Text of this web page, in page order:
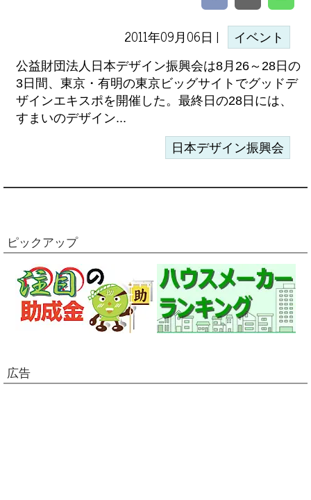
2011年09月06日 | イベント
公益財団法人日本デザイン振興会は8月26～28日の
3日間、東京・有明の東京ビッグサイトでグッドデ
ザインエキスポを開催した。最終日の28日には、
すまいのデザイン...
日本デザイン振興会
ピックアップ
広告